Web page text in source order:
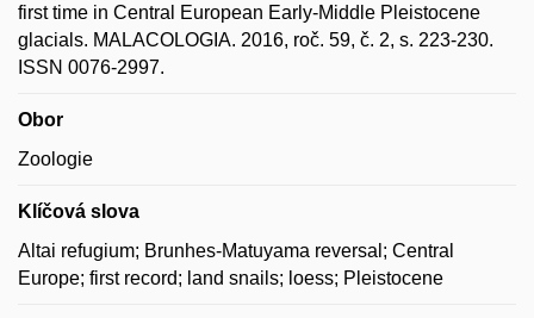
first time in Central European Early-Middle Pleistocene
glacials. MALACOLOGIA. 2016, roč. 59, č. 2, s. 223-230.
ISSN 0076-2997.
Obor
Zoologie
Klíčová slova
Altai refugium; Brunhes-Matuyama reversal; Central
Europe; first record; land snails; loess; Pleistocene